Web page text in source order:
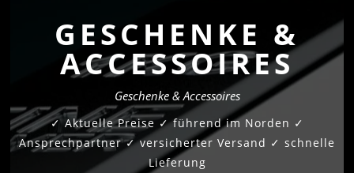
GESCHENKE &
ACCESSOIRES
Geschenke & Accessoires
✓ Aktuelle Preise ✓ führend im Norden ✓
Ansprechpartner ✓ versicherter Versand ✓ schnelle
Lieferung